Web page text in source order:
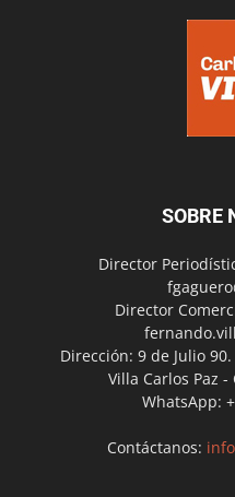
SOBRE
Director
Director
Dirección: 9 de Julio 90.
Villa Carlos Paz
WhatsApp:
Contáctanos: